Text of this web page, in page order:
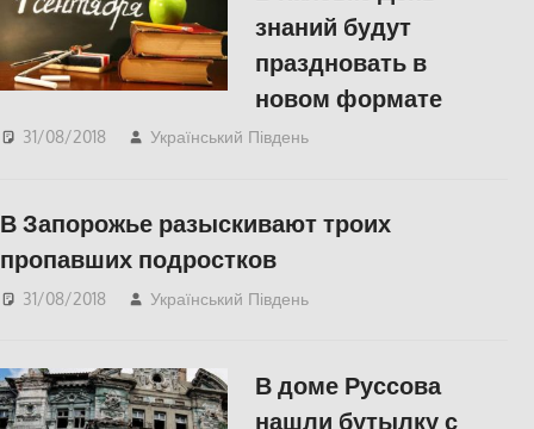
знаний будут
праздновать в
новом формате
31/08/2018 Український Південь
В Запорожье разыскивают троих
пропавших подростков
31/08/2018 Український Південь
В доме Руссова
нашли бутылку с